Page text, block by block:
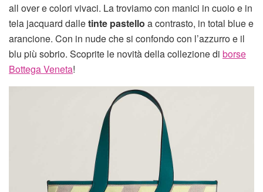
all over e colori vivaci. La troviamo con manici in cuoio e in
tela jacquard dalletinte pastello a contrasto, in total blue e
arancione. Con in nude che si confondo con l’azzurro e il
blu più sobrio. Scoprite le novità della collezione di borse
Bottega Veneta!